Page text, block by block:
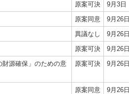
原案可決
9月3日
原案同意
9月26日
異議なし
9月26日
原案可決
9月26日
財源確保」のための意
原案可決 9月26日
原案同意
9月26日